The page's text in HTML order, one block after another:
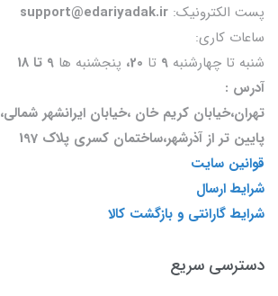
پست الکترونیک:
ساعات کاری:
شنبه تا چهارشنبه 9 تا 20، پنجشنبه ها
آدرس :
تهران،خیابان کریم خان ،خیابان ایرانشهر شمالی،
پایین تر از آذرشهر،ساختمان کسری پلاک 197
قوانین سایت
شرایط ارسال
شرایط گارانتی و بازگشت کالا
دسترسی سریع